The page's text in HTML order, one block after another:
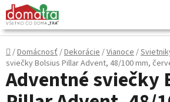
Prejsť
na
obsah
Domov
/Domácnosť/Dekorácie/Vianoce/
sviečky Bolsius Pillar Advent, 48/100 mm,
Adventné sviečky